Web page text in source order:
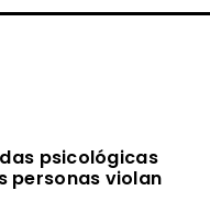
psicológicas
personas violan